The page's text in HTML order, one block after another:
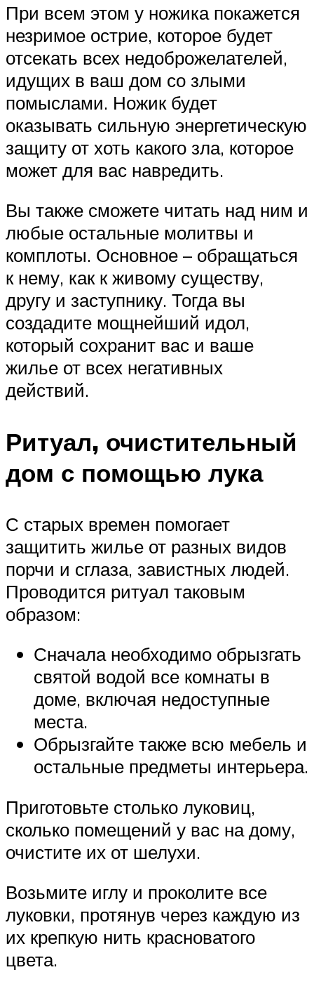
При всем этом у ножика покажется
незримое острие, которое будет
отсекать всех недоброжелателей,
идущих в ваш дом со злыми
помыслами. Ножик будет
оказывать сильную энергетическую
защиту от хоть какого зла, которое
может для вас навредить.
Вы также сможете читать над ним и
любые остальные молитвы и
комплоты. Основное – обращаться
к нему, как к живому существу,
другу и заступнику. Тогда вы
создадите мощнейший идол,
который сохранит вас и ваше
жилье от всех негативных
действий.
Ритуал, очистительный
дом с помощью лука
С старых времен помогает
защитить жилье от разных видов
порчи и сглаза, завистных людей.
Проводится ритуал таковым
образом:
Сначала необходимо обрызгать
святой водой все комнаты в
доме, включая недоступные
места.
Обрызгайте также всю мебель и
остальные предметы интерьера.
Приготовьте столько луковиц,
сколько помещений у вас на дому,
очистите их от шелухи.
Возьмите иглу и проколите все
луковки, протянув через каждую из
их крепкую нить красноватого
цвета.